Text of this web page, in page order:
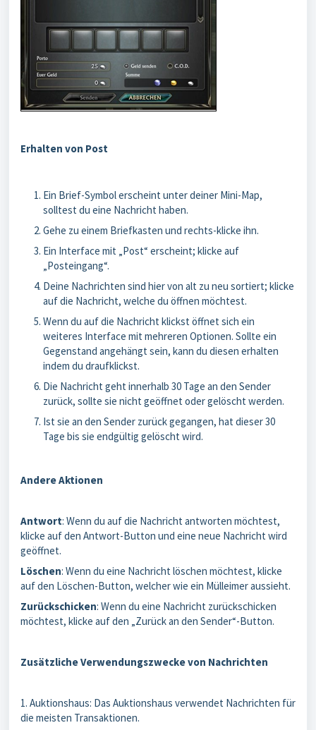
Erhalten von Post
Ein Brief-Symbol erscheint unter deiner Mini-Map,
solltest du eine Nachricht haben.
Gehe zu einem Briefkasten und rechts-klicke ihn.
Ein Interface mit „Post“ erscheint; klicke auf
„Posteingang“.
Deine Nachrichten sind hier von alt zu neu sortiert; klicke
auf die Nachricht, welche du öffnen möchtest.
Wenn du auf die Nachricht klickst öffnet sich ein
weiteres Interface mit mehreren Optionen. Sollte ein
Gegenstand angehängt sein, kann du diesen erhalten
indem du draufklickst.
Die Nachricht geht innerhalb 30 Tage an den Sender
zurück, sollte sie nicht geöffnet oder gelöscht werden.
Ist sie an den Sender zurück gegangen, hat dieser 30
Tage bis sie endgültig gelöscht wird.
Andere Aktionen
Antwort: Wenn du auf die Nachricht antworten möchtest,
klicke auf den Antwort-Button und eine neue Nachricht wird
geöffnet.
Löschen: Wenn du eine Nachricht löschen möchtest, klicke
auf den Löschen-Button, welcher wie ein Mülleimer aussieht.
Zurückschicken: Wenn du eine Nachricht zurückschicken
möchtest, klicke auf den „Zurück an den Sender“-Button.
Zusätzliche Verwendungszwecke von Nachrichten
1. Auktionshaus: Das Auktionshaus verwendet Nachrichten für
die meisten Transaktionen.